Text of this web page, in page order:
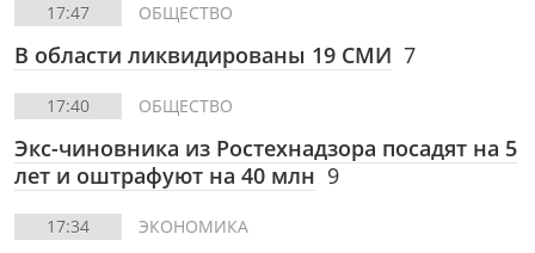
17:47 ОБЩЕСТВО
В области ликвидированы 19 СМИ 7
17:40 ОБЩЕСТВО
Экс-чиновника из Ростехнадзора посадят на 5
лет и оштрафуют на 40 млн 9
17:34 ЭКОНОМИКА